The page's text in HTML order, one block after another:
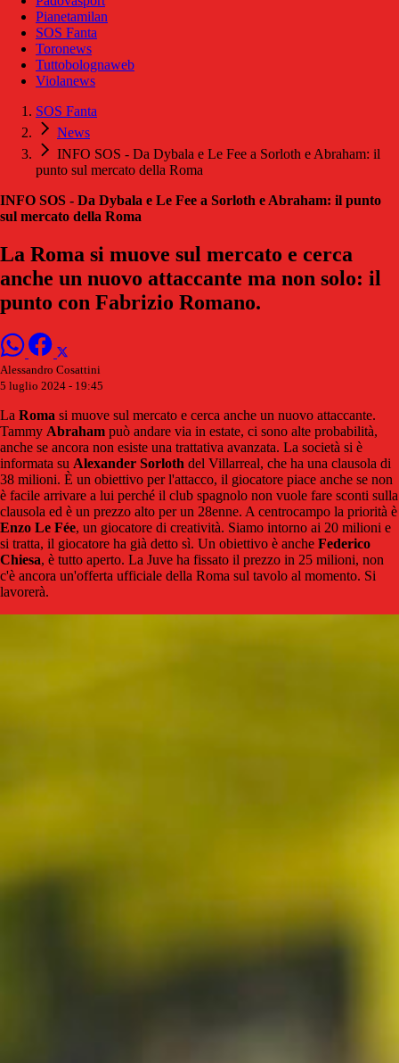
Pianetamilan
SOS Fanta
Toronews
Tuttobolognaweb
Violanews
SOS Fanta
News
INFO SOS - Da Dybala e Le Fee a Sorloth e Abraham: il
punto sul mercato della Roma
INFO SOS - Da Dybala e Le Fee a Sorloth e Abraham: il punto
sul mercato della Roma
La Roma si muove sul mercato e cerca
anche un nuovo attaccante ma non solo: il
punto con Fabrizio Romano.
Alessandro Cosattini
5 luglio 2024 - 19:45
La Roma si muove sul mercato e cerca anche un nuovo attaccante.
Tammy Abraham può andare via in estate, ci sono alte probabilità,
anche se ancora non esiste una trattativa avanzata. La società si è
informata su Alexander Sorloth del Villarreal, che ha una clausola di
38 milioni. È un obiettivo per l'attacco, il giocatore piace anche se non
è facile arrivare a lui perché il club spagnolo non vuole fare sconti sulla
clausola ed è un prezzo alto per un 28enne. A centrocampo la priorità è
Enzo Le Fée, un giocatore di creatività. Siamo intorno ai 20 milioni e
si tratta, il giocatore ha già detto sì. Un obiettivo è anche Federico
Chiesa, è tutto aperto. La Juve ha fissato il prezzo in 25 milioni, non
c'è ancora un'offerta ufficiale della Roma sul tavolo al momento. Si
lavorerà.